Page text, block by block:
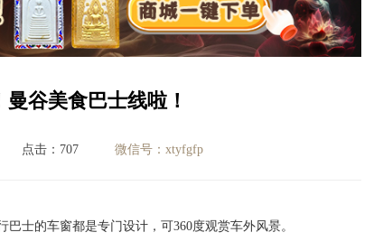
谷美食巴士线啦！
点击：707 微信号：xtyfgfp
士的车窗都是专门设计，可360度观赏车外风景。